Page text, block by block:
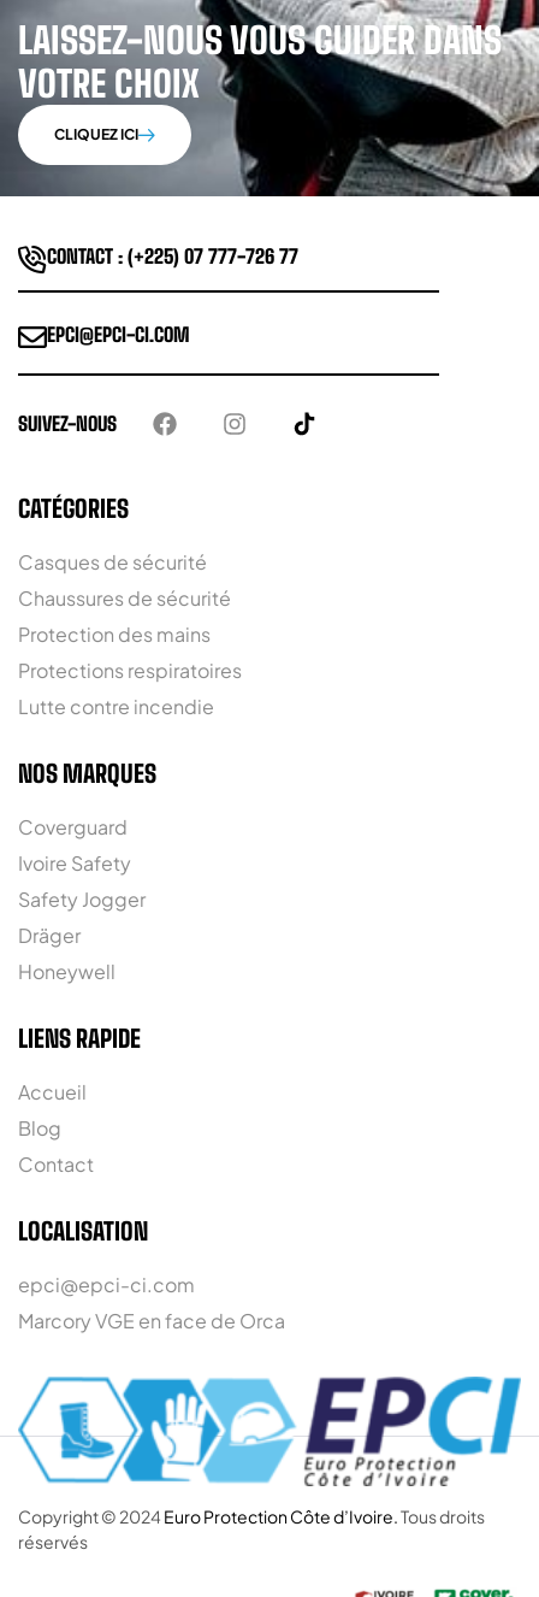
LAISSEZ-NOUS VOUS GUIDER DANS
VOTRE CHOIX
CLIQUEZ ICI
CONTACT : (+225) 07 777-726 77
EPCI@EPCI-CI.COM
SUIVEZ-NOUS
CATÉGORIES
Casques de sécurité
Chaussures de sécurité
Protection des mains
Protections respiratoires
Lutte contre incendie
NOS MARQUES
Coverguard
Ivoire Safety
Safety Jogger
Dräger
Honeywell
LIENS RAPIDE
Accueil
Blog
Contact
LOCALISATION
epci@epci-ci.com
Marcory VGE en face de Orca
Copyright © 2024 Euro Protection Côte d’Ivoire.Tous droits
réservés